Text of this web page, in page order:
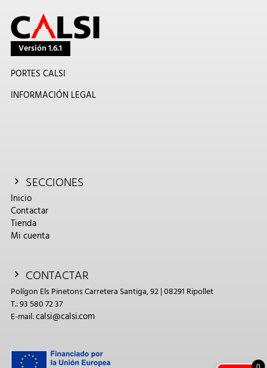
Versión 1.6.1
PORTES CALSI
INFORMACIÓN LEGAL
SECCIONES
Inicio
Contactar
Tienda
Mi cuenta
CONTACTAR
Polígon Els Pinetons Carretera Santiga, 92 | 08291 Ripollet
T.: 93 580 72 37
E-mail:calsi@calsi.com